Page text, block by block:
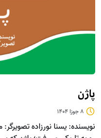
پاژن
8 جوزا 1404
نویسنده: یسنا نورزاده